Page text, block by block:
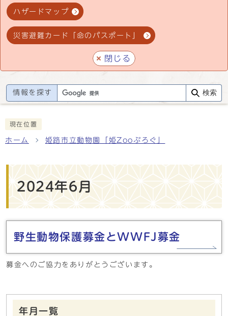
ハザードマップ
災害避難カード「命のパスポート」
閉じる
情報を探す 検索
現在位置
ホーム 姫路市立動物園「姫Zooぶろぐ」
2024年6月
野生動物保護募金とWWFJ募金
募金へのご協力をありがとうございます。
年月一覧